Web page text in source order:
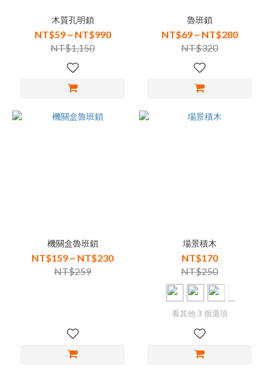
木質孔明鎖
NT$59 ~ NT$990
NT$1,150
魯班鎖
NT$69 ~ NT$280
NT$320
機關盒魯班鎖
NT$159 ~ NT$230
NT$259
場景積木
NT$170
NT$250
看其他 3 個選項